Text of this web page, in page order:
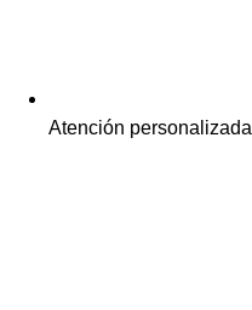
Atención personalizada